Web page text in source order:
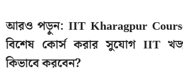
আরও পড়ুন:IIT Kharagpur
বিশেষ কোর্স করার সুযোগ IIT
কিভাবে করবেন?